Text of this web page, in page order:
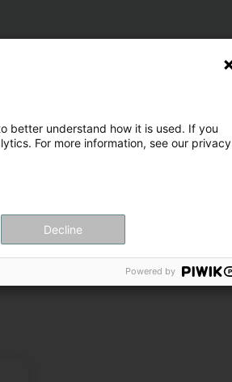
better understand how it is used. If you
For more information, see our privacy
Decline
Powered by